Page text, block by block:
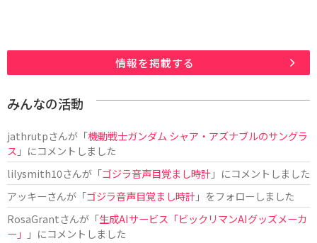
情報を掲載する
みんなの活動
jathrutpさんが「機動戦士ガンダム シャア・アズナブルのサングラ
ス 」にコメントしました
lilysmith10さんが「ゴジラ音声目覚まし時計」にコメントしました
アッキーさんが「ゴジラ音声目覚まし時計」をフォローしました
RosaGrantさんが「生成AIサービス「ビックリマンAIグッズメーカ
ー」
」にコメントしました